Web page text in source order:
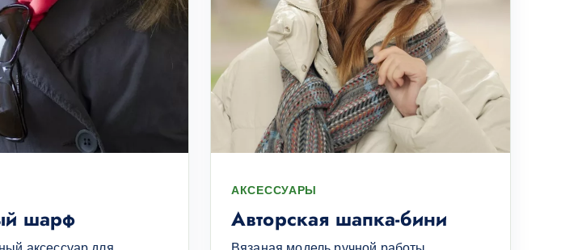
шарф
АКСЕССУАРЫ
Авторская шапка-бини